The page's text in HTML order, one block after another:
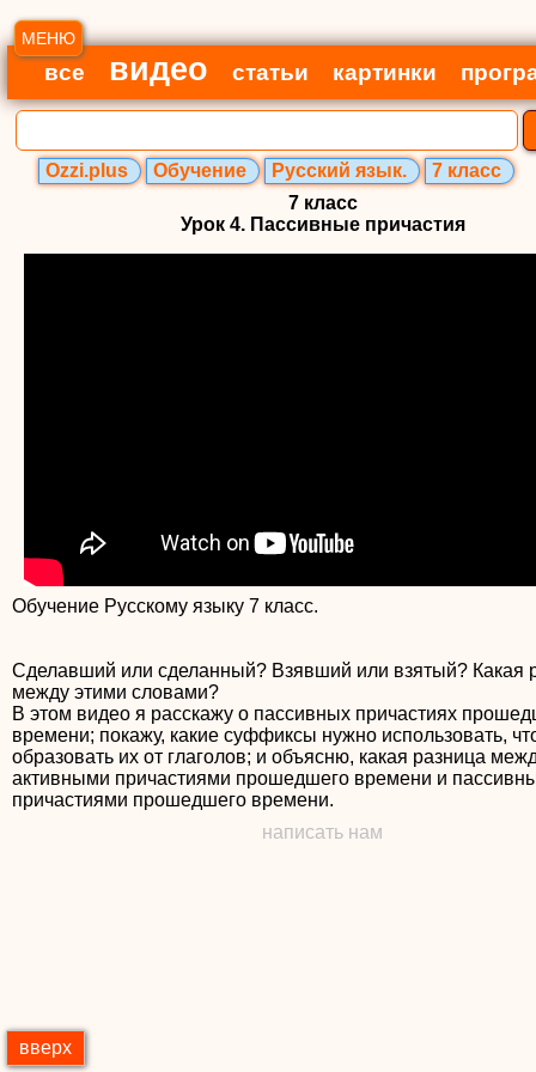
МЕНЮ
все видео статьи картинки
Ozzi.plus Обучение Русский язык.
7 класс
7 класс
Урок 4. Пассивные причастия
Обучение Русскому языку 7 класс.
Сделавший или сделанный? Взявший или взятый? Какая
между этими словами?
В этом видео я расскажу о пассивных причастиях
времени; покажу, какие суффиксы нужно использовать,
образовать их от глаголов; и объясню, какая разница
активными причастиями прошедшего времени и
написать нам
вверх